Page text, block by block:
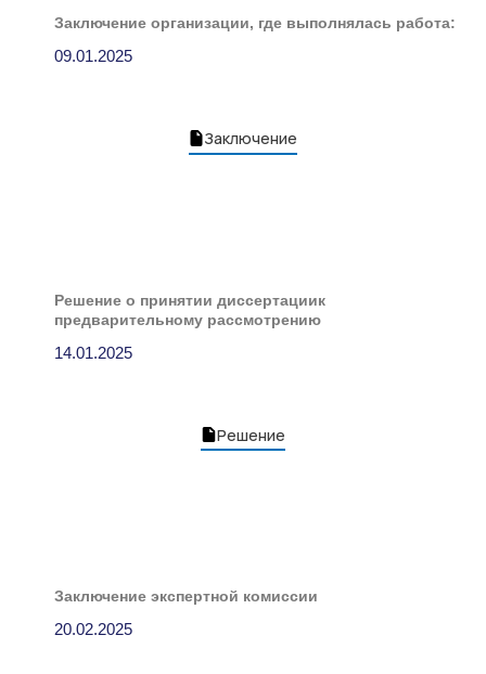
Заключение организации, где выполнялась работа:
09.01.2025
Заключение
Решение о принятии диссертациик
предварительному рассмотрению
14.01.2025
Решение
Заключение экспертной комиссии
20.02.2025